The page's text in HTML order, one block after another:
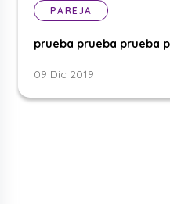
PAREJA
prueba prueba prueba
09 Dic 2019